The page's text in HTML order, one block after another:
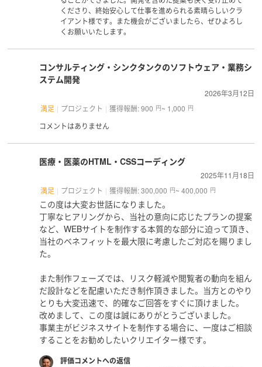
くださり、終始安心して仕事を進められる素晴らしいクラ
イアント様です。また機会がございましたら、ぜひよろし
くお願いいたします。
コンサルティング・シンクタンクのソフトウェア・業務シ
ステム開発
2026年3月12日
満足
プロジェクト 獲得報酬: 900 円~ 1,000 円
コメントはありません
医療・医薬のHTML・CSSコーディング
2025年11月18日
満足
プロジェクト 獲得報酬: 300,000 円~ 400,000 円
この度は大変お世話になりました。
丁寧なヒアリングから、当社の意向に応じたプランの提案
など、WEBサイトを制作する本質的な部分に迫って頂き、
当社のベネフィットを最大限に考慮したご対応を賜りまし
た。
また制作フェーズでは、リスク軽減や閲覧者の動向を組ん
だ設計などを配慮いただき制作頂きました。当方とのやり
とりも大変迅速で、的確なご回答をすぐに頂けました。
改めまして、この度は誠にありがとうございました。
事業主がビジネスサイトを制作する場合に、一度はご相談
することをお勧めしたいクリエイター様です。
評価コメントへの返信